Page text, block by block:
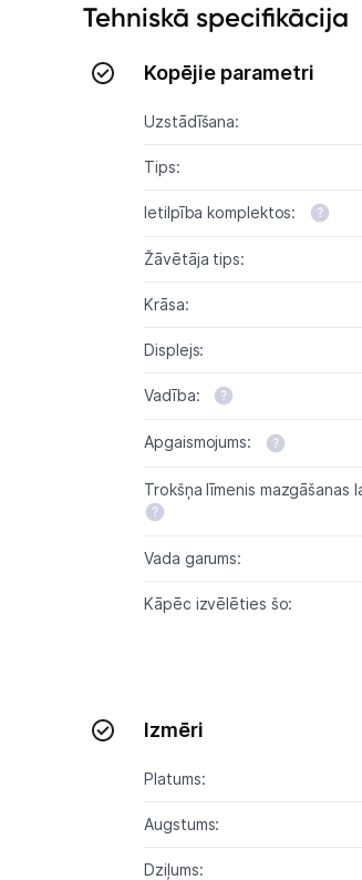
Tehniskā specifikācija
Kopējie parametri
Uzstādīšana:
Tips:
Ietilpība komplektos:
Žāvētāja tips:
Krāsa:
Displejs:
Vadība:
Apgaismojums:
Trokšņa līmenis mazgāšanas
Vada garums:
Kāpēc izvēlēties šo:
Izmēri
Platums:
Augstums:
Dziļums: